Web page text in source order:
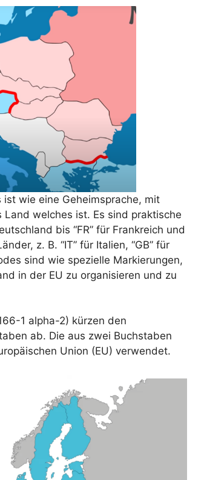
wie eine Geheimsprache, mit
welches ist. Es sind praktische
bis “FR” für Frankreich und
z. B. “IT” für Italien, “GB” für
sind wie spezielle Markierungen,
in der EU zu organisieren und zu
1 alpha-2) kürzen den
ab. Die aus zwei Buchstaben
Union (EU) verwendet.